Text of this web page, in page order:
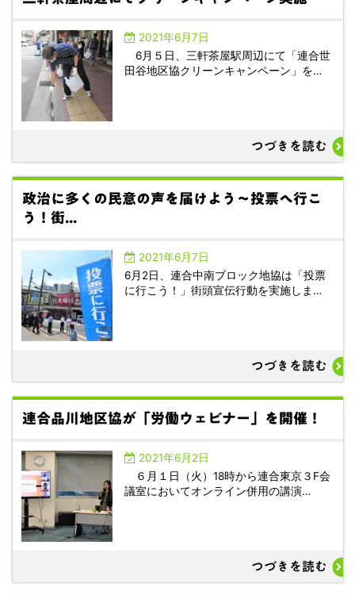
2021年6月7日
6月５日、三軒茶屋駅周辺にて「連合世
田谷地区協クリーンキャンペーン」を…
つづきを読む
政治に多くの民意の声を届けよう～投票へ行こ
う！街...
2021年6月7日
6月2日、連合中南ブロック地協は「投票
に行こう！」街頭宣伝行動を実施しま…
つづきを読む
連合品川地区協が「労働ウェビナー」を開催！
2021年6月2日
６月１日（火）18時から連合東京３F会
議室においてオンライン併用の講演…
つづきを読む